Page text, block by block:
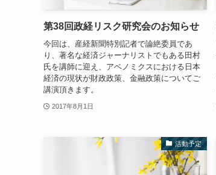
第38回政経リスク研究会のお知らせ
今回は、産経新聞特別記者で論絶委員であ
り、著名な経済ジャーナリストでもある田村
氏を講師に迎え、アベノミクスにおける日本
経済の現状が財政政策、金融政策についてご
講演頂きます。
2017年8月1日
活動予定